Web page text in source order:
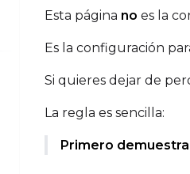
Esta página no es la
Es la configuración
Si quieres dejar de
La regla es sencilla:
Primero